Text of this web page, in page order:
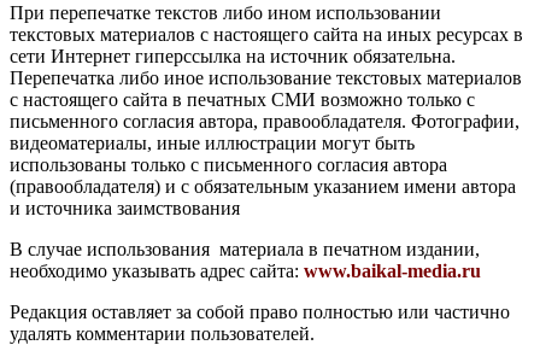
При перепечатке текстов либо ином использовании
текстовых материалов с настоящего сайта на иных ресурсах в
сети Интернет гиперссылка на источник обязательна.
Перепечатка либо иное использование текстовых материалов
с настоящего сайта в печатных СМИ возможно только с
письменного согласия автора, правообладателя. Фотографии,
видеоматериалы, иные иллюстрации могут быть
использованы только с письменного согласия автора
(правообладателя) и с обязательным указанием имени автора
и источника заимствования
В случае использования материала в печатном издании,
необходимо указывать адрес сайта: www.baikal-media.ru
Редакция оставляет за собой право полностью или частично
удалять комментарии пользователей.